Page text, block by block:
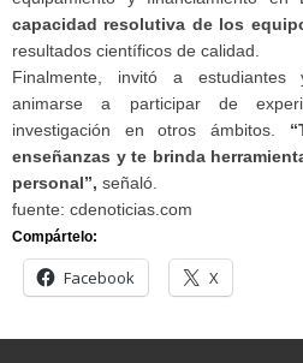
capacidad resolutiva de los
resultados científicos de calidad.
Finalmente, invitó a estudiantes
animarse a participar de
investigación en otros ámbitos.
enseñanzas y te brinda
personal”, señaló.
fuente: cdenoticias.com
Compártelo:
Facebook X